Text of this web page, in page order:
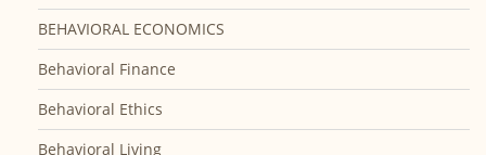
BEHAVIORAL ECONOMICS
Behavioral Finance
Behavioral Ethics
Behavioral Living